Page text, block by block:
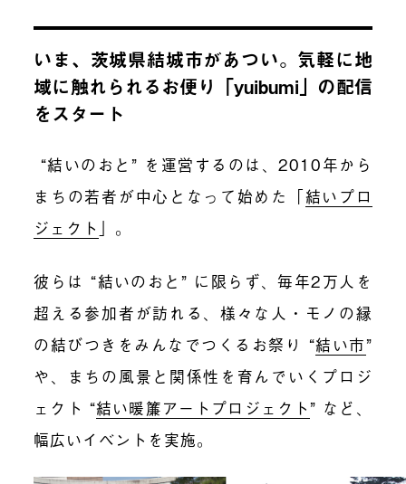
いま、茨城県結城市があつい。気軽に地
域に触れられるお便り「yuibumi」の配信
をスタート
“結いのおと” を運営するのは、2010年から
まちの若者が中心となって始めた「結いプロ
ジェクト 」。
彼らは “結いのおと” に限らず、毎年2万人を
超える参加者が訪れる、様々な人・モノの縁
の結びつきをみんなでつくるお祭り “結い市”
や、まちの風景と関係性を育んでいくプロジ
ェクト “結い暖簾アートプロジェクト ” など、
幅広いイベントを実施。